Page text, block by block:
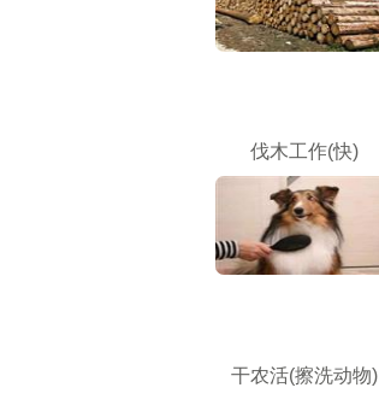
伐木工作(快)
干农活(擦洗动物)